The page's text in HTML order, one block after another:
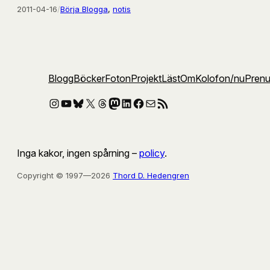
2011-04-16/Börja Blogga, notis
BloggBöckerFotonProjektLästOmKolofon/nu
Instagram
YouTube
Bluesky
X Threads
Mastodon
LinkedIn
Facebook
E-postRSS-flöde
Inga kakor, ingen spårning – policy.
Copyright © 1997—2026 Thord D. Hedengren